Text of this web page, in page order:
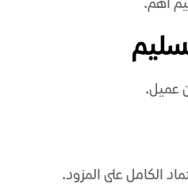
أهم.
عميل.
الكامل على المزود.